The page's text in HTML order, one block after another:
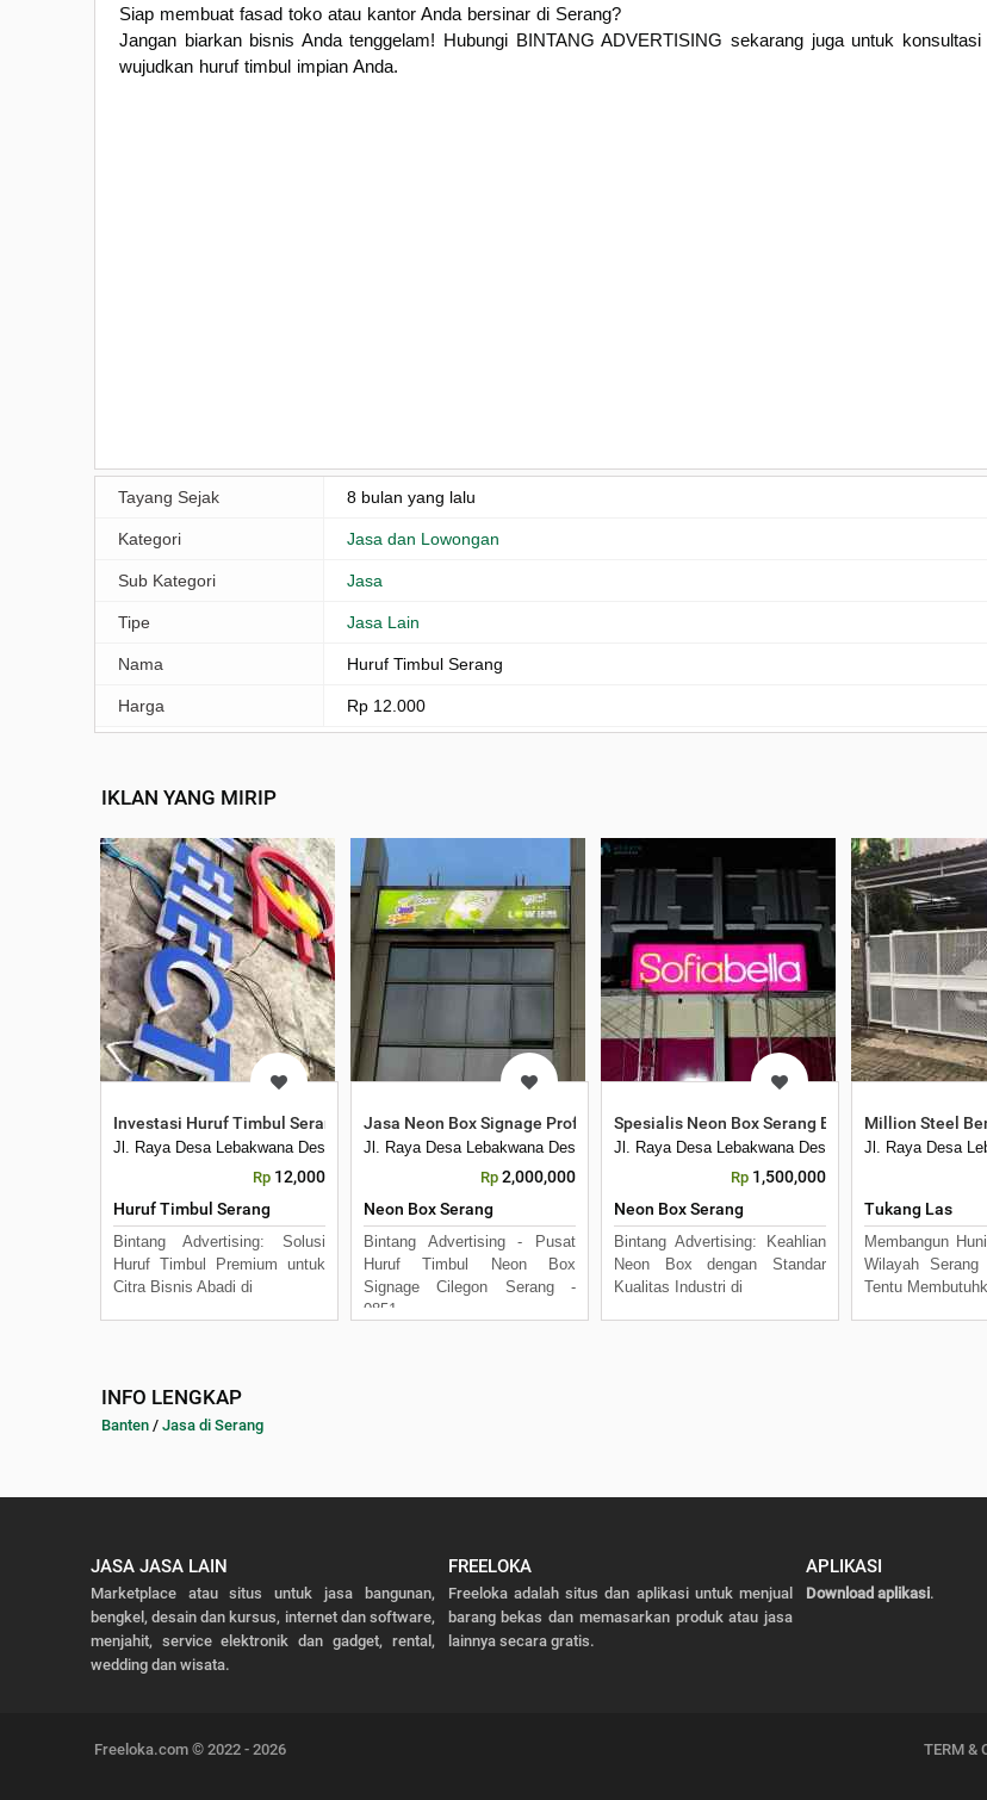
Siap membuat fasad toko atau kantor Anda bersinar di Serang?
Jangan biarkan bisnis Anda tenggelam! Hubungi BINTANG ADVERTISING sekarang juga untuk
wujudkan huruf timbul impian Anda.
Tayang Sejak 8 bulan yang lalu
Kategori Jasa dan Lowongan
Sub Kategori Jasa
Tipe Jasa Lain
Nama Huruf Timbul Serang
Harga Rp 12.000
IKLAN YANG MIRIP
Investasi Huruf Timbul Serang Eksklusif Bintang Advertising
Jl. Raya Desa Lebakwana Desa Telaga Luhur No. 64 Rt02, Rw. 01, Lebakwana, Kec. Kramatwatu, Kabupaten Serang, Banten
Rp 12,000
Huruf Timbul Serang
Bintang Advertising: Solusi
Huruf Timbul Premium untuk
Citra Bisnis Abadi di
Jasa Neon Box Signage Profesional Cilegon Serang
Jl. Raya Desa Lebakwana Desa Telaga Luhur No. 64 Rt02, Rw. 01, Lebakwana, Kec.
Rp 2,000,000
Neon Box Serang
Bintang Advertising - Pusat
Huruf Timbul Neon Box
Signage Cilegon Serang -
0851
Spesialis Neon Box Serang Bintang Advertising
Jl. Raya Desa Lebakwana Desa Telaga Luhur No. 64
Rp 1,500,000
Neon Box Serang
Bintang Advertising: Keahlian
Neon Box dengan Standar
Kualitas Industri di
Million Steel
Jl. Raya Desa
Tukang Las
Membangun
Wilayah
Tentu
INFO LENGKAP
Banten / Jasa di Serang
JASA JASA LAIN
Marketplace atau situs untuk jasa bangunan,
bengkel, desain dan kursus, internet dan software,
menjahit, service elektronik dan gadget, rental,
wedding dan wisata.
FREELOKA
Freeloka adalah situs dan aplikasi untuk menjual
barang bekas dan memasarkan produk atau jasa
lainnya secara gratis.
APLIKASI
Download aplikasi.
Freeloka.com © 2022 - 2026 TERM &